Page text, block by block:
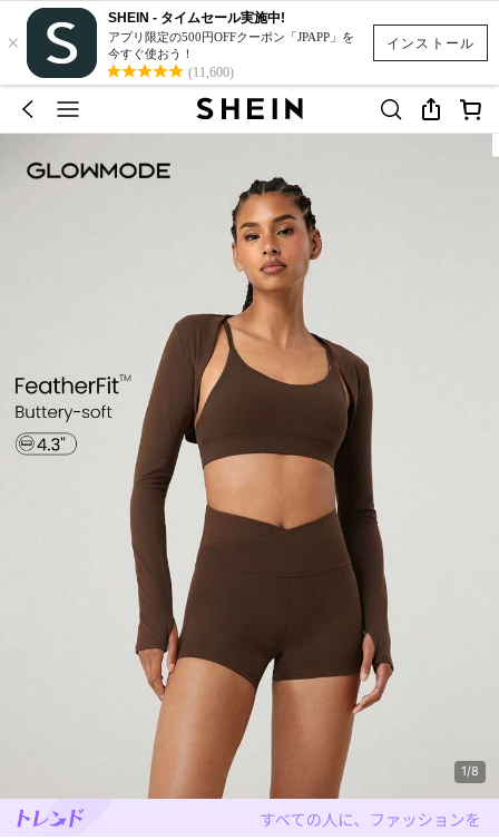
インストール
×
SHEIN - タイムセール実施中!
アプリ限定の500円OFFクーポン「JPAPP」を
今すぐ使おう！
(11,600)
1/8